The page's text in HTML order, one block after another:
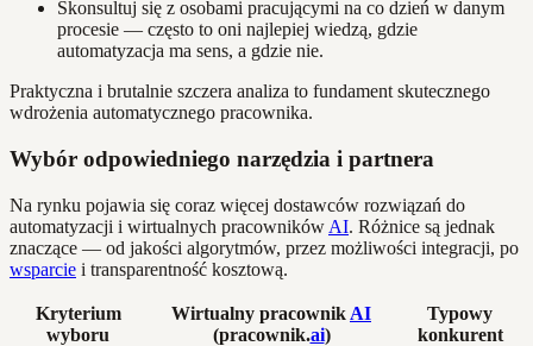
Skonsultuj się z osobami pracującymi na co dzień w danym
procesie — często to oni najlepiej wiedzą, gdzie
automatyzacja ma sens, a gdzie nie.
Praktyczna i brutalnie szczera analiza to fundament skutecznego
wdrożenia automatycznego pracownika.
Wybór odpowiedniego narzędzia i partnera
Na rynku pojawia się coraz więcej dostawców rozwiązań do
automatyzacji i wirtualnych pracowników AI. Różnice są jednak
znaczące — od jakości algorytmów, przez możliwości integracji, po
wsparcie i transparentność kosztową.
Kryterium
wyboru
Wirtualny pracownik AI
(pracownik.ai)
Typowy
konkurent